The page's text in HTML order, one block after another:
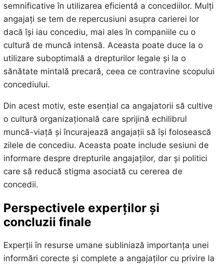
semnificative în utilizarea eficientă a concediilor. Mulți
angajați se tem de repercusiuni asupra carierei lor
dacă își iau concediu, mai ales în companiile cu o
cultură de muncă intensă. Aceasta poate duce la o
utilizare suboptimală a drepturilor legale și la o
sănătate mintală precară, ceea ce contravine scopului
concediului.
Din acest motiv, este esențial ca angajatorii să cultive
o cultură organizațională care sprijină echilibrul
muncă-viață și încurajează angajații să își folosească
zilele de concediu. Aceasta poate include sesiuni de
informare despre drepturile angajaților, dar și politici
care să reducă stigma asociată cu cererea de
concedii.
Perspectivele experților și
concluzii finale
Experții în resurse umane subliniază importanța unei
informări corecte și complete a angajaților cu privire la